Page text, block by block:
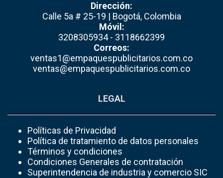
Dirección:
Calle 5a # 25-19 | Bogotá, Colombia
Móvil:
3208305934 - 3118662399
Correos:
ventas1@empaquespublicitarios.com.co
ventas@empaquespublicitarios.com.co
LEGAL
Políticas de Privacidad
Política de tratamiento de datos personales
Términos y condiciones
Condiciones Generales de contratación
Superintendencia de industria y comercio SIC